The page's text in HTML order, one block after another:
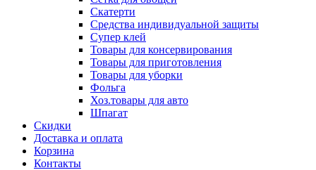
Скатерти
Средства индивидуальной защиты
Супер клей
Товары для консервирования
Товары для приготовления
Товары для уборки
Фольга
Хоз.товары для авто
Шпагат
Скидки
Доставка и оплата
Корзина
Контакты